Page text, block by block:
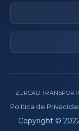
ZURCAD
Política de
Copyright ©